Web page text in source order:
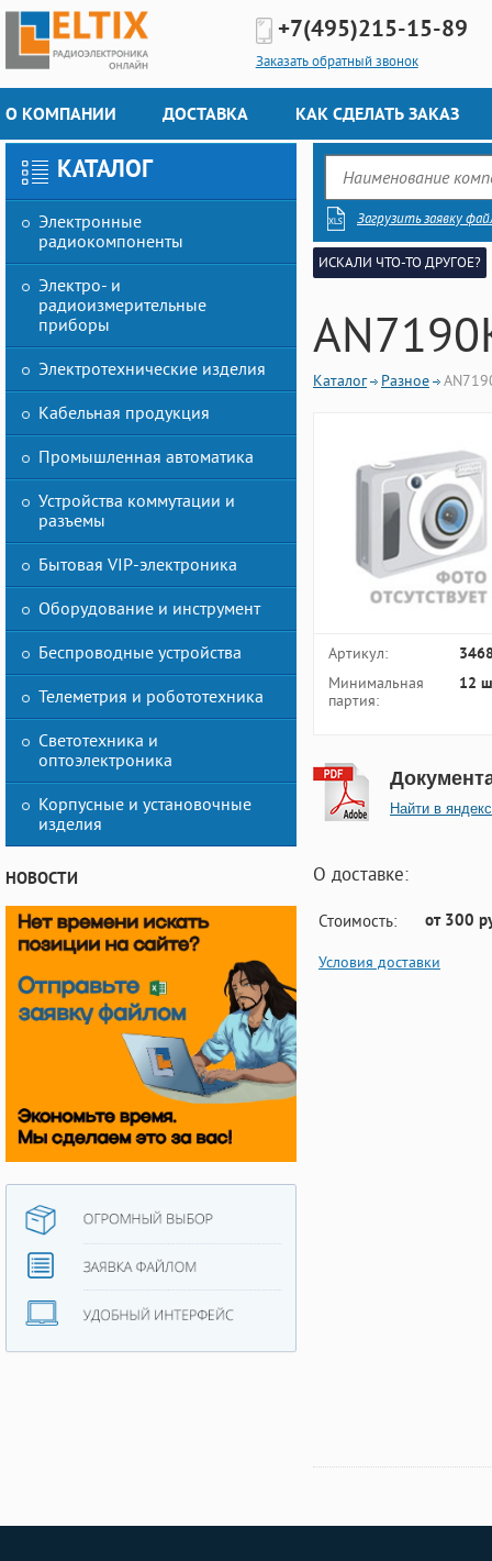
+7(495)215-15-89
Заказать обратный звонок
О КОМПАНИИ ДОСТАВКА КАК СДЕЛАТЬ ЗАКАЗ
КАТАЛОГ
Электронные
радиокомпоненты
Электро- и
радиоизмерительные
приборы
Электротехнические изделия
Кабельная продукция
Промышленная автоматика
Устройства коммутации и
разъемы
Бытовая VIP-электроника
Оборудование и инструмент
Беспроводные устройства
Телеметрия и робототехника
Светотехника и
оптоэлектроника
Корпусные и установочные
изделия
НОВОСТИ
Загрузить заявку
ИСКАЛИ ЧТО-ТО ДРУГОЕ?
Каталог Разное
Артикул:
Минимальная
партия:
12
Найти в яндекс
О доставке:
Стоимость: от 300
Условия доставки